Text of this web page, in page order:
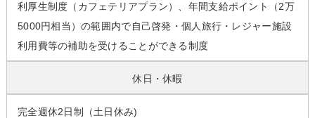
利厚生制度（カフェテリアプラン）、年間支給ポイント（2万
5000円相当）の範囲内で自己啓発・個人旅行・レジャー施設
利用費等の補助を受けることができる制度
休日・休暇
完全週休2日制（土日休み)